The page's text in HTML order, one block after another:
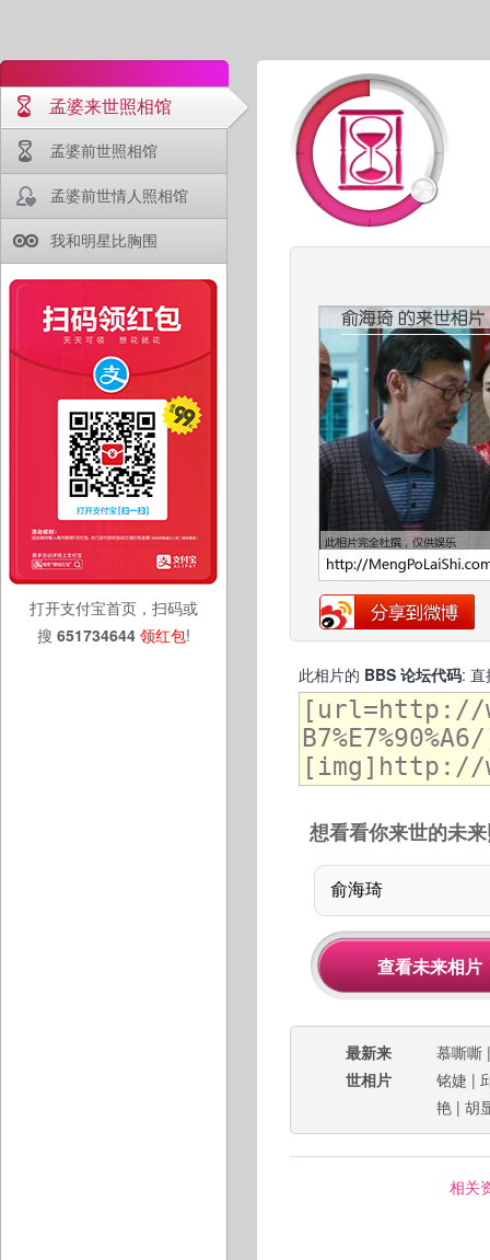
孟婆来世照相馆
孟婆前世照相馆
孟婆前世情人照相馆
我和明星比胸围
打开支付宝首页，扫码或
搜 651734644 领红包!
此相片的 BBS 论坛代码: 直
想看看你来世的未
最新来
世相片
慕嘶嘶
铭婕 |
艳 | 胡
相关